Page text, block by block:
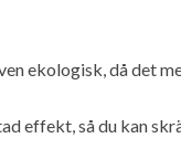
ekologisk, då det
effekt, så du kan